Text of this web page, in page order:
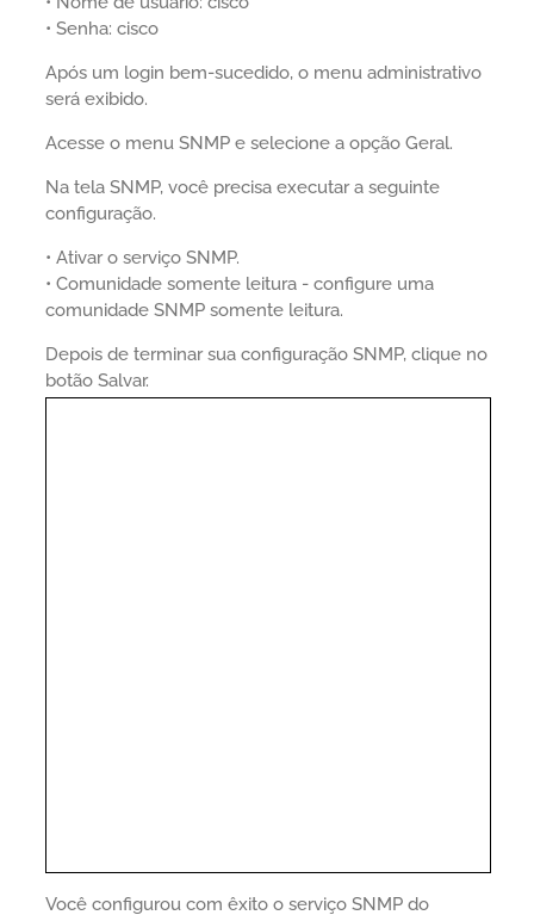
• Senha: cisco
Após um login bem-sucedido, o menu administrativo
será exibido.
Acesse o menu SNMP e selecione a opção Geral.
Na tela SNMP, você precisa executar a seguinte
configuração.
• Ativar o serviço SNMP.
• Comunidade somente leitura - configure uma
comunidade SNMP somente leitura.
Depois de terminar sua configuração SNMP, clique no
botão Salvar.
Você configurou com êxito o serviço SNMP do